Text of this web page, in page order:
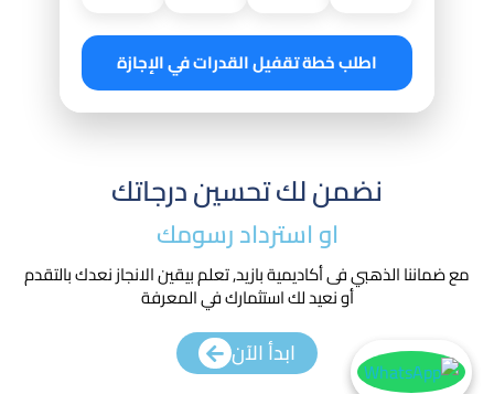
اطلب خطة تقفيل القدرات في الإجازة
نضمن لك تحسين درجاتك
او استرداد رسومك​
مع ضماننا الذهبي فى أكاديمية بازيد, تعلم بيقين الانجاز نعدك بالتقدم
أو نعيد لك استثمارك في المعرفة
ابدأ الآن